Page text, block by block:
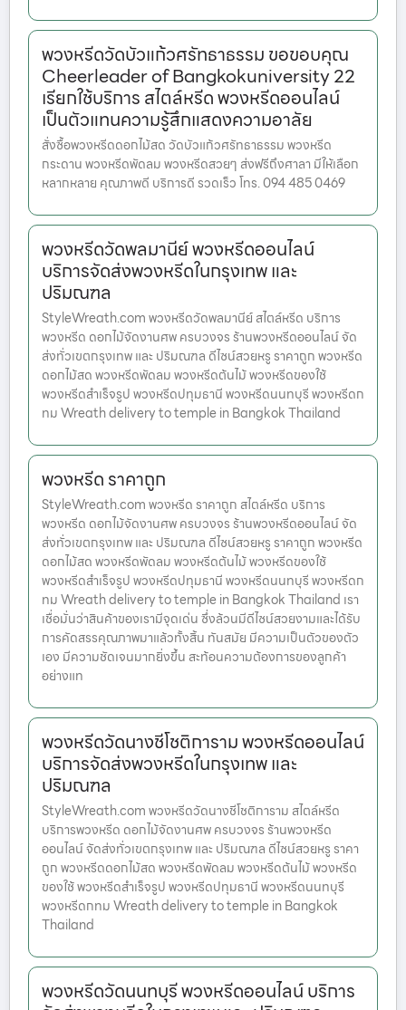
พวงหรีดวัดบัวแก้วศรัทธาธรรม ขอขอบคุณ
Cheerleader of Bangkokuniversity 22
เรียกใช้บริการ สไตล์หรีด พวงหรีดออนไลน์
เป็นตัวแทนความรู้สึกแสดงความอาลัย
สั่งซื้อพวงหรีดดอกไม้สด วัดบัวแก้วศรัทธาธรรม พวงหรีด
กระดาน พวงหรีดพัดลม พวงหรีดสวยๆ ส่งฟรีถึงศาลา มีให้เลือก
หลากหลาย คุณภาพดี บริการดี รวดเร็ว โทร. 094 485 0469
พวงหรีดวัดพลมานีย์ พวงหรีดออนไลน์
บริการจัดส่งพวงหรีดในกรุงเทพ และ
ปริมณฑล
StyleWreath.com พวงหรีดวัดพลมานีย์ สไตล์หรีด บริการ
พวงหรีด ดอกไม้จัดงานศพ ครบวงจร ร้านพวงหรีดออนไลน์ จัด
ส่งทั่วเขตกรุงเทพ และ ปริมณฑล ดีไซน์สวยหรู ราคาถูก พวงหรีด
ดอกไม้สด พวงหรีดพัดลม พวงหรีดต้นไม้ พวงหรีดของใช้
พวงหรีดสำเร็จรูป พวงหรีดปทุมธานี พวงหรีดนนทบุรี พวงหรีดก
ทม Wreath delivery to temple in Bangkok Thailand
พวงหรีด ราคาถูก
StyleWreath.com พวงหรีด ราคาถูก สไตล์หรีด บริการ
พวงหรีด ดอกไม้จัดงานศพ ครบวงจร ร้านพวงหรีดออนไลน์ จัด
ส่งทั่วเขตกรุงเทพ และ ปริมณฑล ดีไซน์สวยหรู ราคาถูก พวงหรีด
ดอกไม้สด พวงหรีดพัดลม พวงหรีดต้นไม้ พวงหรีดของใช้
พวงหรีดสำเร็จรูป พวงหรีดปทุมธานี พวงหรีดนนทบุรี พวงหรีดก
ทม Wreath delivery to temple in Bangkok Thailand เรา
เชื่อมั่นว่าสินค้าของเรามีจุดเด่น ซึ่งล้วนมีดีไซน์สวยงามและได้รับ
การคัดสรรคุณภาพมาแล้วทั้งสิ้น ทันสมัย มีความเป็นตัวของตัว
เอง มีความชัดเจนมากยิ่งขึ้น สะท้อนความต้องการของลูกค้า
อย่างแท
พวงหรีดวัดนางชีโชติการาม พวงหรีดออนไลน์
บริการจัดส่งพวงหรีดในกรุงเทพ และ
ปริมณฑล
StyleWreath.com พวงหรีดวัดนางชีโชติการาม สไตล์หรีด
บริการพวงหรีด ดอกไม้จัดงานศพ ครบวงจร ร้านพวงหรีด
ออนไลน์ จัดส่งทั่วเขตกรุงเทพ และ ปริมณฑล ดีไซน์สวยหรู ราคา
ถูก พวงหรีดดอกไม้สด พวงหรีดพัดลม พวงหรีดต้นไม้ พวงหรีด
ของใช้ พวงหรีดสำเร็จรูป พวงหรีดปทุมธานี พวงหรีดนนทบุรี
พวงหรีดกทม Wreath delivery to temple in Bangkok
Thailand
พวงหรีดวัดนนทบุรี พวงหรีดออนไลน์ บริการ